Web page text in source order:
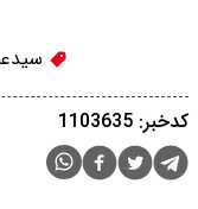
کدخبر: 1103635